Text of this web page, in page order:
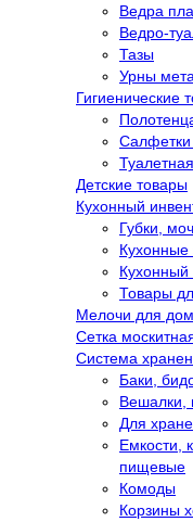
Ведра
Ведро-
Тазы
Урны
Гигиенические
Детские товары
Кухонный
Губки,
Кухонные
Кухонный
Товары
Мелочи для
Сетка
Система
Баки,
Вешалки,
Для
Емкости,
пищевые
Комоды
Корзины